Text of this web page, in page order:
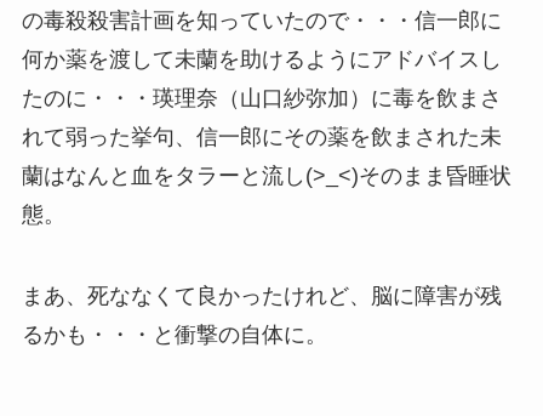
の毒殺殺害計画を知っていたので・・・信一郎に
何か薬を渡して未蘭を助けるようにアドバイスし
たのに・・・瑛理奈（山口紗弥加）に毒を飲まさ
れて弱った挙句、信一郎にその薬を飲まされた未
蘭はなんと血をタラーと流し(>_<)そのまま昏睡状
態。
まあ、死ななくて良かったけれど、脳に障害が残
るかも・・・と衝撃の自体に。